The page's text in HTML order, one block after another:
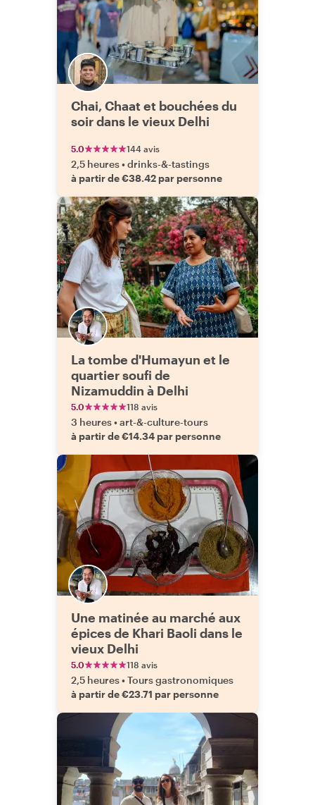
Chai, Chaat et bouchées du
soir dans le vieux Delhi
5.0 144 avis
2,5 heures•drinks-&-tastings
à partir de €38.42 par personne
La tombe d'Humayun et le
quartier soufi de
Nizamuddin à Delhi
5.0 118 avis
3 heures•art-&-culture-tours
à partir de €14.34 par personne
Une matinée au marché aux
épices de Khari Baoli dans le
vieux Delhi
5.0 118 avis
2,5 heures•Tours gastronomiques
à partir de €23.71 par personne